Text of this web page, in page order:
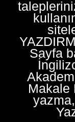
Sayfa
Makale